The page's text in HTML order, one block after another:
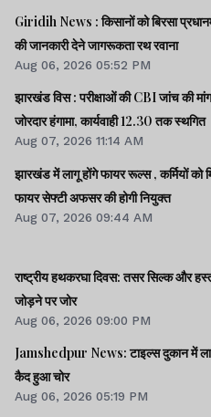
Giridih News : किसानों को बिरसा
की जानकारी देने जागरूकता रथ रवाना
Aug 06, 2026 05:52 PM
झारखंड विस : परीक्षाओं की CBI जांच की मांग पर सदन में विपक्ष का
जोरदार हंगामा, कार्यवाही 12.30 तक स्थगित
Aug 07, 2026 11:14 AM
झारखंड में लागू होंगे फायर रूल्स , कर्मियों को
फायर सेफ्टी अफसर की होगी नियुक्त
Aug 07, 2026 09:44 AM
राष्ट्रीय हथकरघा दिवस: तसर सिल्क और
जोड़ने पर जोर
Aug 06, 2026 09:00 PM
Jamshedpur News: टाइल्स दुकान में
कैद हुआ चोर
Aug 06, 2026 05:19 PM